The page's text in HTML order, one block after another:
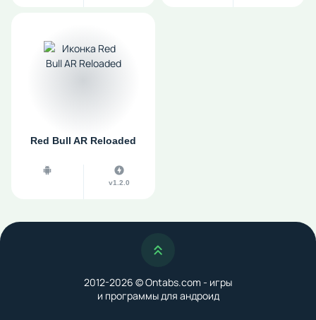
Red Bull AR Reloaded
v1.2.0
Наверх
2012-2026 © Ontabs.com - игры
и программы для андроид